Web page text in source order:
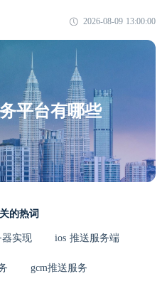
2026-08-09 13:00:00
平台有哪些
的热词
实现 ios 推送服务端
gcm推送服务